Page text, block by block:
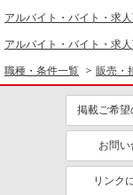
アルバイト・バイト・求
アルバイト・バイト・求
職種・条件一覧 販売・
掲載ご希
お問い
リンク